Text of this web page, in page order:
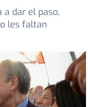
a dar el paso,
les faltan